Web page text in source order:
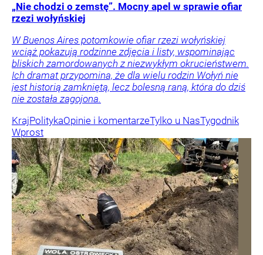
„Nie chodzi o zemstę”. Mocny apel w sprawie ofiar
rzezi wołyńskiej
W Buenos Aires potomkowie ofiar rzezi wołyńskiej
wciąż pokazują rodzinne zdjęcia i listy, wspominając
bliskich zamordowanych z niezwykłym okrucieństwem.
Ich dramat przypomina, że dla wielu rodzin Wołyń nie
jest historią zamkniętą, lecz bolesną raną, która do dziś
nie została zagojona.
KrajPolitykaOpinie i komentarzeTylko u NasTygodnik
Wprost